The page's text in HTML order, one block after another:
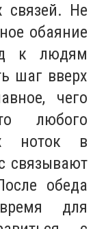
связей. Не
обаяние
к людям
шаг вверх
чего
любого
ноток в
связывают
обеда
для